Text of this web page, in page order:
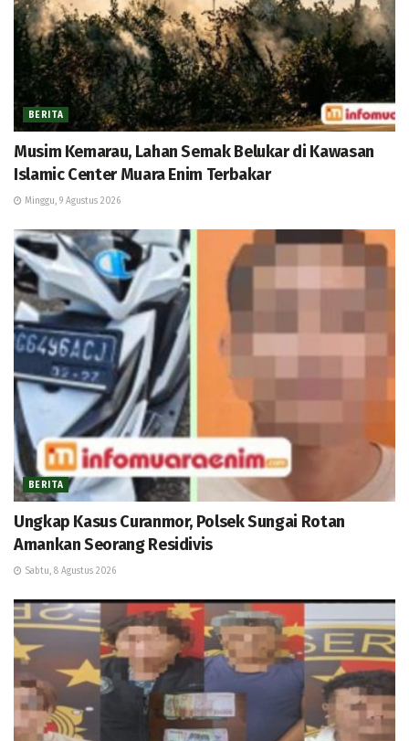
BERITA
Musim Kemarau, Lahan Semak Belukar di Kawasan
Islamic Center Muara Enim Terbakar
Minggu, 9 Agustus 2026
BERITA
Ungkap Kasus Curanmor, Polsek Sungai Rotan
Amankan Seorang Residivis
Sabtu, 8 Agustus 2026